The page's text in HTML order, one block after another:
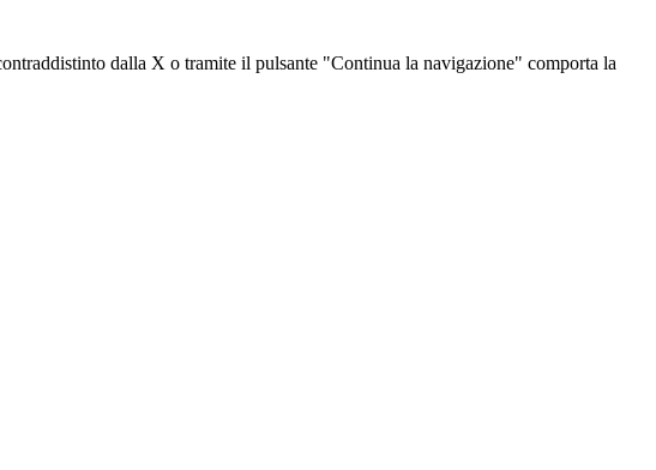
dalla X o tramite il pulsante "Continua la navigazione" comporta la